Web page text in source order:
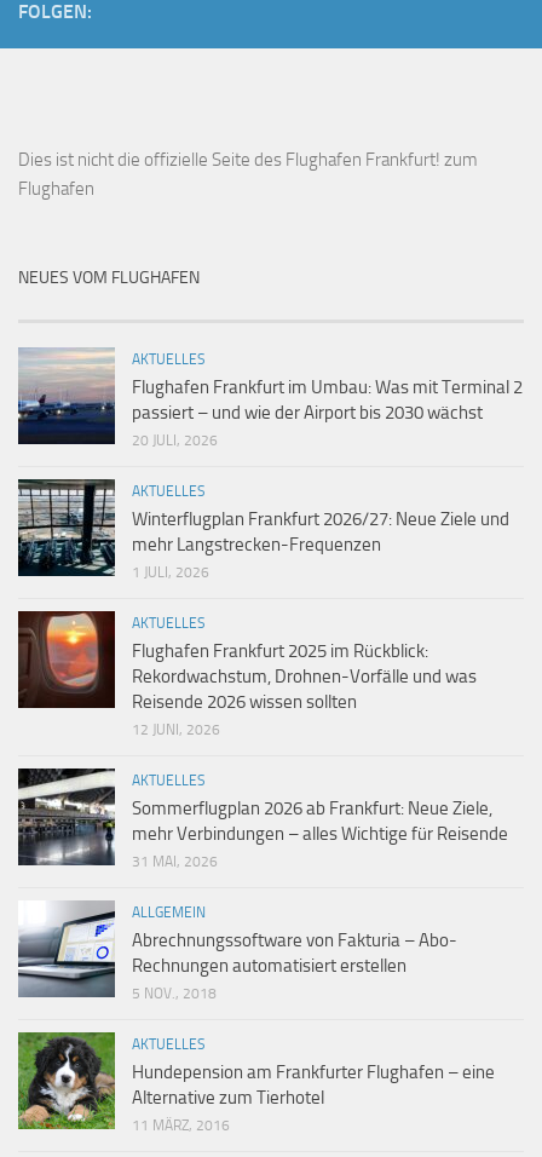
FOLGEN:
Dies ist nicht die offizielle Seite des Flughafen Frankfurt! zum
Flughafen
NEUES VOM FLUGHAFEN
AKTUELLES
Flughafen Frankfurt im Umbau: Was mit Terminal 2
passiert – und wie der Airport bis 2030 wächst
20 JULI, 2026
AKTUELLES
Winterflugplan Frankfurt 2026/27: Neue Ziele und
mehr Langstrecken-Frequenzen
1 JULI, 2026
AKTUELLES
Flughafen Frankfurt 2025 im Rückblick:
Rekordwachstum, Drohnen-Vorfälle und was
Reisende 2026 wissen sollten
12 JUNI, 2026
AKTUELLES
Sommerflugplan 2026 ab Frankfurt: Neue Ziele,
mehr Verbindungen – alles Wichtige für Reisende
31 MAI, 2026
ALLGEMEIN
Abrechnungssoftware von Fakturia – Abo-
Rechnungen automatisiert erstellen
5 NOV., 2018
AKTUELLES
Hundepension am Frankfurter Flughafen – eine
Alternative zum Tierhotel
11 MÄRZ, 2016